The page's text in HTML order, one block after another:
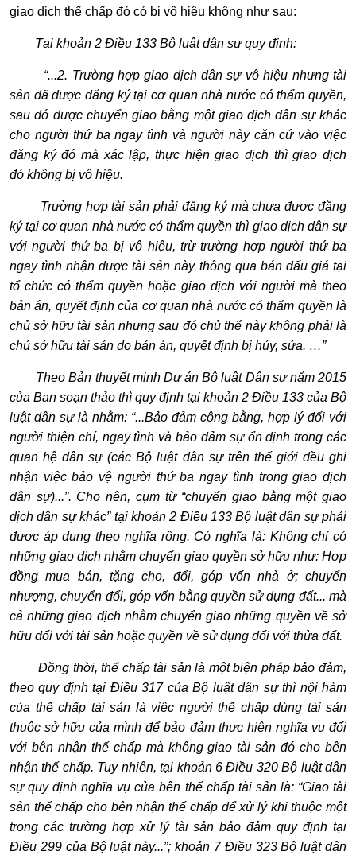
giao dịch thế chấp đó có bị vô hiệu không như sau:
Tại khoản 2 Điều 133 Bộ luật dân sự quy định:
“...2. Trường hợp giao dịch dân sự vôhiệu nhưng tài
sản đã được đăng ký tại cơ quan nhà nước có thẩm quyền,
sau đó được chuyển giao bằng một giao dịch dân sự khác
cho người thứ ba ngay tình và người này căn cứ vào việc
đăng ký đó mà xác lập, thực hiện giao dịch thì giao dịch
đó không bị vô hiệu.
Trường hợp tài sản phải đăng ký mà chưa được đăng
ký tại cơ quan nhà nước có thẩm quyền thì giao dịch dân sự
với người thứ ba bị vô hiệu, trừ trường hợp người thứ ba
ngay tình nhận được tài sản này thông qua bán đấu giátại
tổ chức có thẩm quyền hoặc giao dịch với người mà theo
bản án, quyết định của cơ quan nhà nước có thẩm quyền là
chủ sở hữu tài sản nhưng sau đó chủ thể này không phải là
chủ sở hữu tài sản do bản án, quyết định bị hủy, sửa. …”
Theo Bản thuyết minh Dự án Bộ luật Dân sự năm 2015
của Ban soạn thảo thì quy định tại khoản 2 Điều 133 của Bộ
luật dân sự là nhằm: “...Bảo đảm công bằng, hợp lý đối với
người thiện chí, ngay tình và bảo đảm sự ổn định trong các
quan hệ dân sự (các Bộ luật dân sự trên thế giới đều ghi
nhận việc bảo vệ người thứ ba ngay tình trong giao dịch
dân sự)...”. Cho nên, cụm từ “chuyển giao bằng một giao
dịch dân sự khác”tại khoản 2 Điều 133 Bộ luật dân sự phải
được áp dụng theo nghĩa rộng. Có nghĩa là: Không chỉ có
những giao dịch nhằm chuyển giao quyền sở hữu như: Hợp
đồng mua bán, tặng cho, đổi, góp vốn nhà ở; chuyển
nhượng, chuyển đổi, góp vốn bằng quyền sử dụng đất... mà
cả những giao dịch nhằm chuyển giao những quyền vềsở
hữu đối với tài sản hoặc quyền về sử dụng đối với thửa đất.
Đồng thời, thế chấp tài sản là một biện pháp bảo đảm,
theo quy định tại Điều 317 của Bộ luật dân sự thì nội hàm
của thế chấp tài sản là việc người thế chấp dùng tài sản
thuộc sở hữu của mình để bảo đảm thực hiện nghĩa vụ đối
với bên nhận thế chấp mà không giao tài sản đó cho bên
nhận thế chấp. Tuy nhiên, tại khoản 6 Điều 320 Bộ luật dân
sự quy định nghĩa vụ của bên thế chấp tài sản là: “Giao tài
sản thế chấp cho bên nhận thế chấp để xử lý khi thuộc một
trong các trường hợp xử lý tài sản bảo đảm quy định tại
Điều 299 của Bộ luật này...”; khoản 7 Điều 323 Bộ luật dân